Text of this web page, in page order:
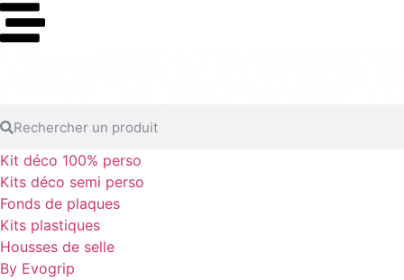
Kit déco 100% perso
Kits déco semi perso
Fonds de plaques
Kits plastiques
Housses de selle
By Evogrip